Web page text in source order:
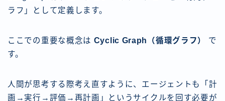
ラフ」として定義します。
ここでの重要な概念は Cyclic Graph（循環グラフ）
で
す。
人間が思考する際考え直すように、エージェントも「計
画→実行→評価→再計画」というサイクルを回す必要が